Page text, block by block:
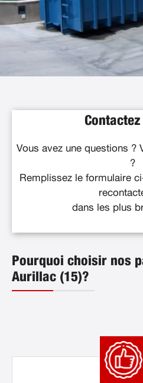
Vous avez une questions ?
?
Remplissez le formulaire
dans les plus
Pourquoi choisir nos
Aurillac (15)?